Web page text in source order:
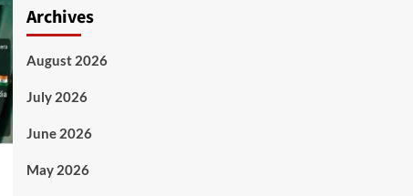
Archives
August 2026
July 2026
June 2026
May 2026